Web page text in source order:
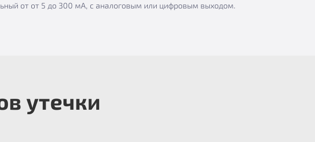
от от 5 до 300 мА, с аналоговым или цифровым выходом.
утечки